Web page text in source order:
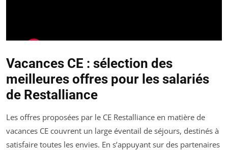
Vacances CE : sélection des
meilleures offres pour les salariés
de Restalliance
Les offres proposées par le CE Restalliance en matière de
vacances CE couvrent un large éventail de séjours, destinés à
satisfaire toutes les envies. En s’appuyant sur des partenaires